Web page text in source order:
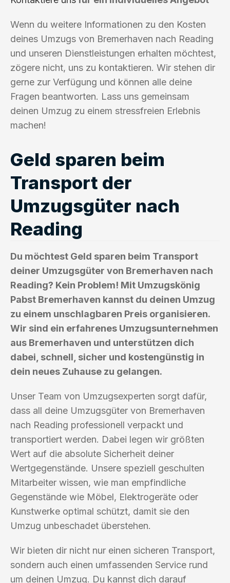
Wenn du weitere Informationen zu den Kosten
deines Umzugs von Bremerhaven nach Reading
und unseren Dienstleistungen erhalten möchtest,
zögere nicht, uns zu kontaktieren. Wir stehen dir
gerne zur Verfügung und können alle deine
Fragen beantworten. Lass uns gemeinsam
deinen Umzug zu einem stressfreien Erlebnis
machen!
Geld sparen beim
Transport der
Umzugsgüter nach
Reading
Du möchtest Geld sparen beim Transport
deiner Umzugsgüter von Bremerhaven nach
Reading? Kein Problem! Mit Umzugskönig
Pabst Bremerhaven kannst du deinen Umzug
zu einem unschlagbaren Preis organisieren.
Wir sind ein erfahrenes Umzugsunternehmen
aus Bremerhaven und unterstützen dich
dabei, schnell, sicher und kostengünstig in
dein neues Zuhause zu gelangen.
Unser Team von Umzugsexperten sorgt dafür,
dass all deine Umzugsgüter von Bremerhaven
nach Reading professionell verpackt und
transportiert werden. Dabei legen wir größten
Wert auf die absolute Sicherheit deiner
Wertgegenstände. Unsere speziell geschulten
Mitarbeiter wissen, wie man empfindliche
Gegenstände wie Möbel, Elektrogeräte oder
Kunstwerke optimal schützt, damit sie den
Umzug unbeschadet überstehen.
Wir bieten dir nicht nur einen sicheren Transport,
sondern auch einen umfassenden Service rund
um deinen Umzug. Du kannst dich darauf